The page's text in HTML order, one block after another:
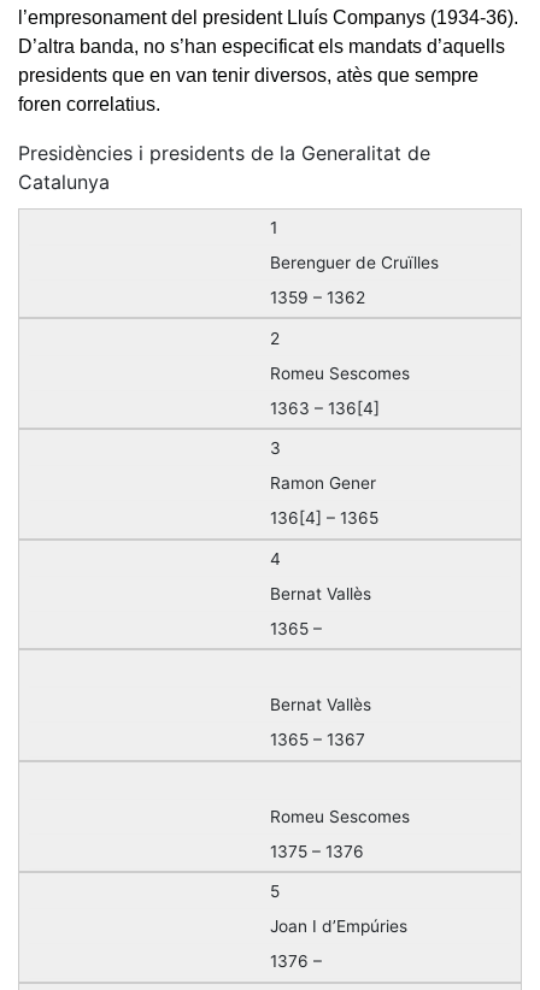
l’empresonament del president Lluís Companys (1934-36).
D’altra banda, no s’han especificat els mandats d’aquells
presidents que en van tenir diversos, atès que sempre
foren correlatius.
Presidències i presidents de la Generalitat de
Catalunya
1
Berenguer de Cruïlles
1359 – 1362
2
Romeu Sescomes
1363 – 136[4]
3
Ramon Gener
136[4] – 1365
4
Bernat Vallès
1365 –
Bernat Vallès
1365 – 1367
Romeu Sescomes
1375 – 1376
5
Joan I d’Empúries
1376 –